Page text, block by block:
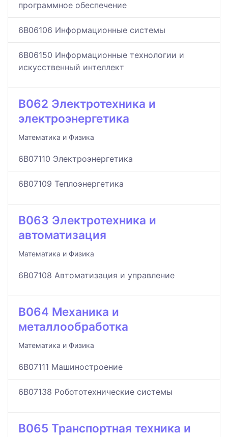
программное обеспечение
6B06106 Информационные системы
6B06150 Информационные технологии и
искусственный интеллект
B062 Электротехника и
электроэнергетика
Математика и Физика
6B07110 Электроэнергетика
6B07109 Теплоэнергетика
B063 Электротехника и
автоматизация
Математика и Физика
6B07108 Автоматизация и управление
B064 Механика и
металлообработка
Математика и Физика
6B07111 Машиностроение
6B07138 Робототехнические системы
B065 Транспортная техника и